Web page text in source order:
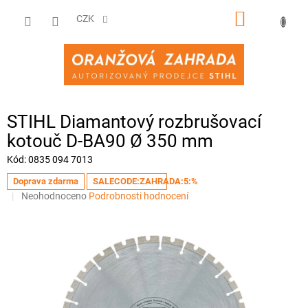
CZK
NÁKUPNÍ
STIHL Diamantový rozbrušovací
kotouč D-BA90 Ø 350 mm
Kód:0835 094 7013
Doprava zdarma SALECODE:ZAHRADA:5:%
Průměrné
Neohodnoceno Podrobnosti hodnocení